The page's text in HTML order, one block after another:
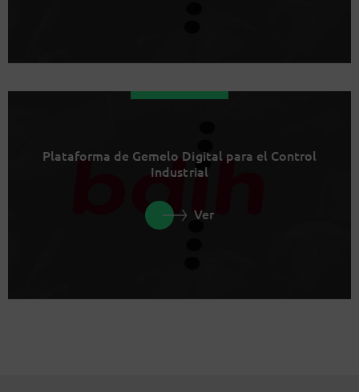
Plataforma de Gemelo Digital para el Control
Industrial
Ver